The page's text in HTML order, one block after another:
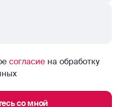
согласие на обработку
со мной